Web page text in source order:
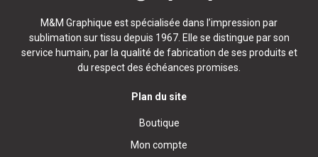
M&M Graphique est spécialisée dans l’impression par
sublimation sur tissu depuis 1967. Elle se distingue par son
service humain, par la qualité de fabrication de ses produits et
du respect des échéances promises.
Plan du site
Boutique
Mon compte